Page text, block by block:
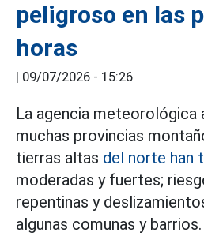
peligroso en las
horas
| 09/07/2026 - 15:26
La agencia meteorológica
muchas provincias
tierras altas del norte han
moderadas y fuertes;
repentinas y
algunas comunas y barrios.